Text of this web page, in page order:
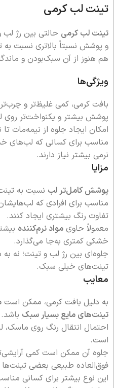
تینت لب کرمی
تینت لب کرمی حالتی بین رژ
و پوشش نسبتاً بالاتری نسبت به
هم هنوز از آن سبک‌بودن و
ویژگی‌ها
بافت کرمی، کمی غلیظ‌تر و
پوشش بیشتر و یکنواخت‌تر روی
امکان ایجاد جلوه از نیمه‌مات تا
مناسب برای کسانی که لب‌های
نرمی بیشتر نیاز دارند.
مزایا
پوشش کامل‌تر لب نسبت به
مناسب برای افرادی که
تفاوت رنگ بیشتری ایجاد کنند.
معمولاً حاوی مواد نرم‌کننده
خشکی کمتری به‌جا می‌گذارد.
جلوه‌ای بین رژ لب و تینت؛ نه
تینت‌های خیلی سبک.
معایب
به دلیل بافت کرمی، ممکن است
تینت‌های مایع بسیار سبک باشد.
احتمال انتقال رنگ روی ماسک،
است.
جلوه آن ممکن است کمی
فوق‌العاده طبیعی بعضی تینت‌ها
این نوع بیشتر برای کسانی